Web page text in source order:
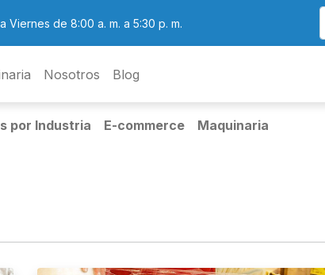
Viernes de 8:00 a. m. a 5:30 p. m.
Nosotros Blog
por Industria E-commerce Maquinaria